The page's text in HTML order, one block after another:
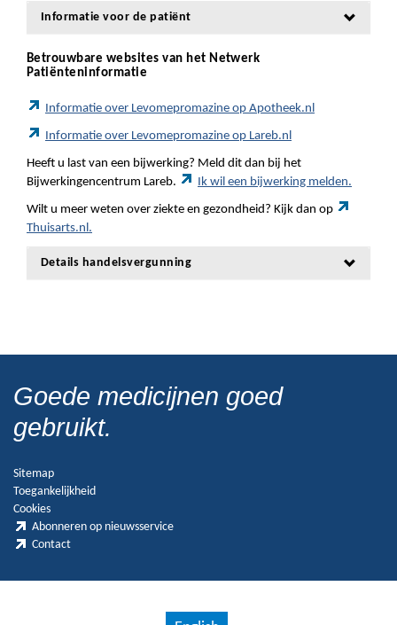
Informatie voor de patiënt
Betrouwbare websites van het Netwerk
Patiënteninformatie
Informatie over Levomepromazine op Apotheek.nl
Informatie over Levomepromazine op Lareb.nl
Heeft u last van een bijwerking? Meld dit dan bij het
Bijwerkingencentrum Lareb.
Ik wil een bijwerking melden.
Wilt u meer weten over ziekte en gezondheid? Kijk dan op
Thuisarts.nl.
Details handelsvergunning
Goede medicijnen goed
gebruikt.
Sitemap
Toegankelijkheid
Cookies
Abonneren op nieuwsservice
Contact